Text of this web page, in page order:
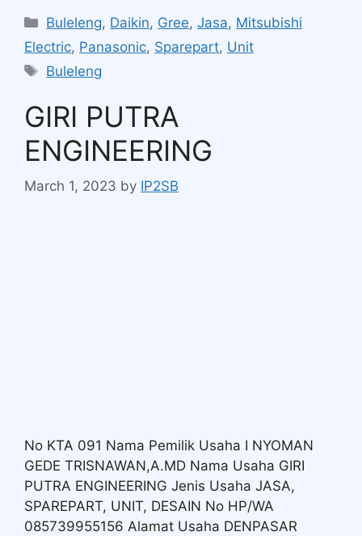
Buleleng, Daikin, Gree,Jasa, Mitsubishi
Electric, Panasonic, Sparepart, Unit
Buleleng
GIRI PUTRA
ENGINEERING
March 1, 2023 by IP2SB
No KTA 091 Nama Pemilik Usaha I NYOMAN
GEDE TRISNAWAN,A.MD Nama Usaha GIRI
PUTRA ENGINEERING Jenis Usaha JASA,
SPAREPART, UNIT, DESAIN No HP/WA
085739955156 Alamat Usaha DENPASAR